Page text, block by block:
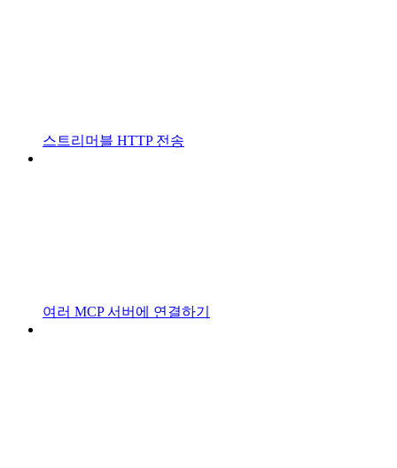
스트리머블 HTTP 전송
여러 MCP 서버에 연결하기